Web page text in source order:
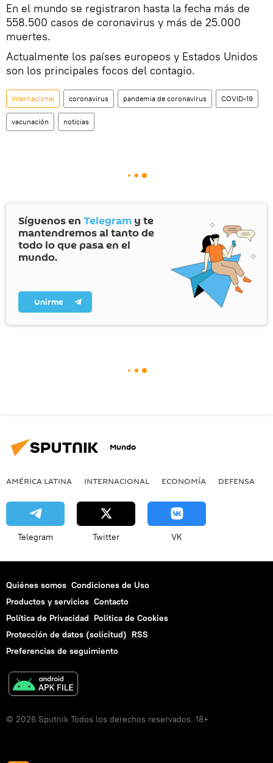
En el mundo se registraron hasta la fecha más de
558.500 casos de coronavirus y más de 25.000
muertes.
Actualmente los países europeos y Estados Unidos
son los principales focos del contagio.
Internacional coronavirus pandemia de coronavirus COVID-19
vacunación noticias
Síguenos en Telegram y te
mantendremos al tanto de
todo lo que pasa en el
mundo.
Unirme
Mundo
AMÉRICA LATINA INTERNACIONAL ECONOMÍA DEFENSA
Telegram Twitter VK
Quiénes somos Condiciones de Uso
Productos y servicios Contacto
Política de Privacidad Politica de Cookies
Protección de datos (solicitud) RSS
Preferencias de seguimiento
© 2026 Sputnik Todos los derechos reservados. 18+